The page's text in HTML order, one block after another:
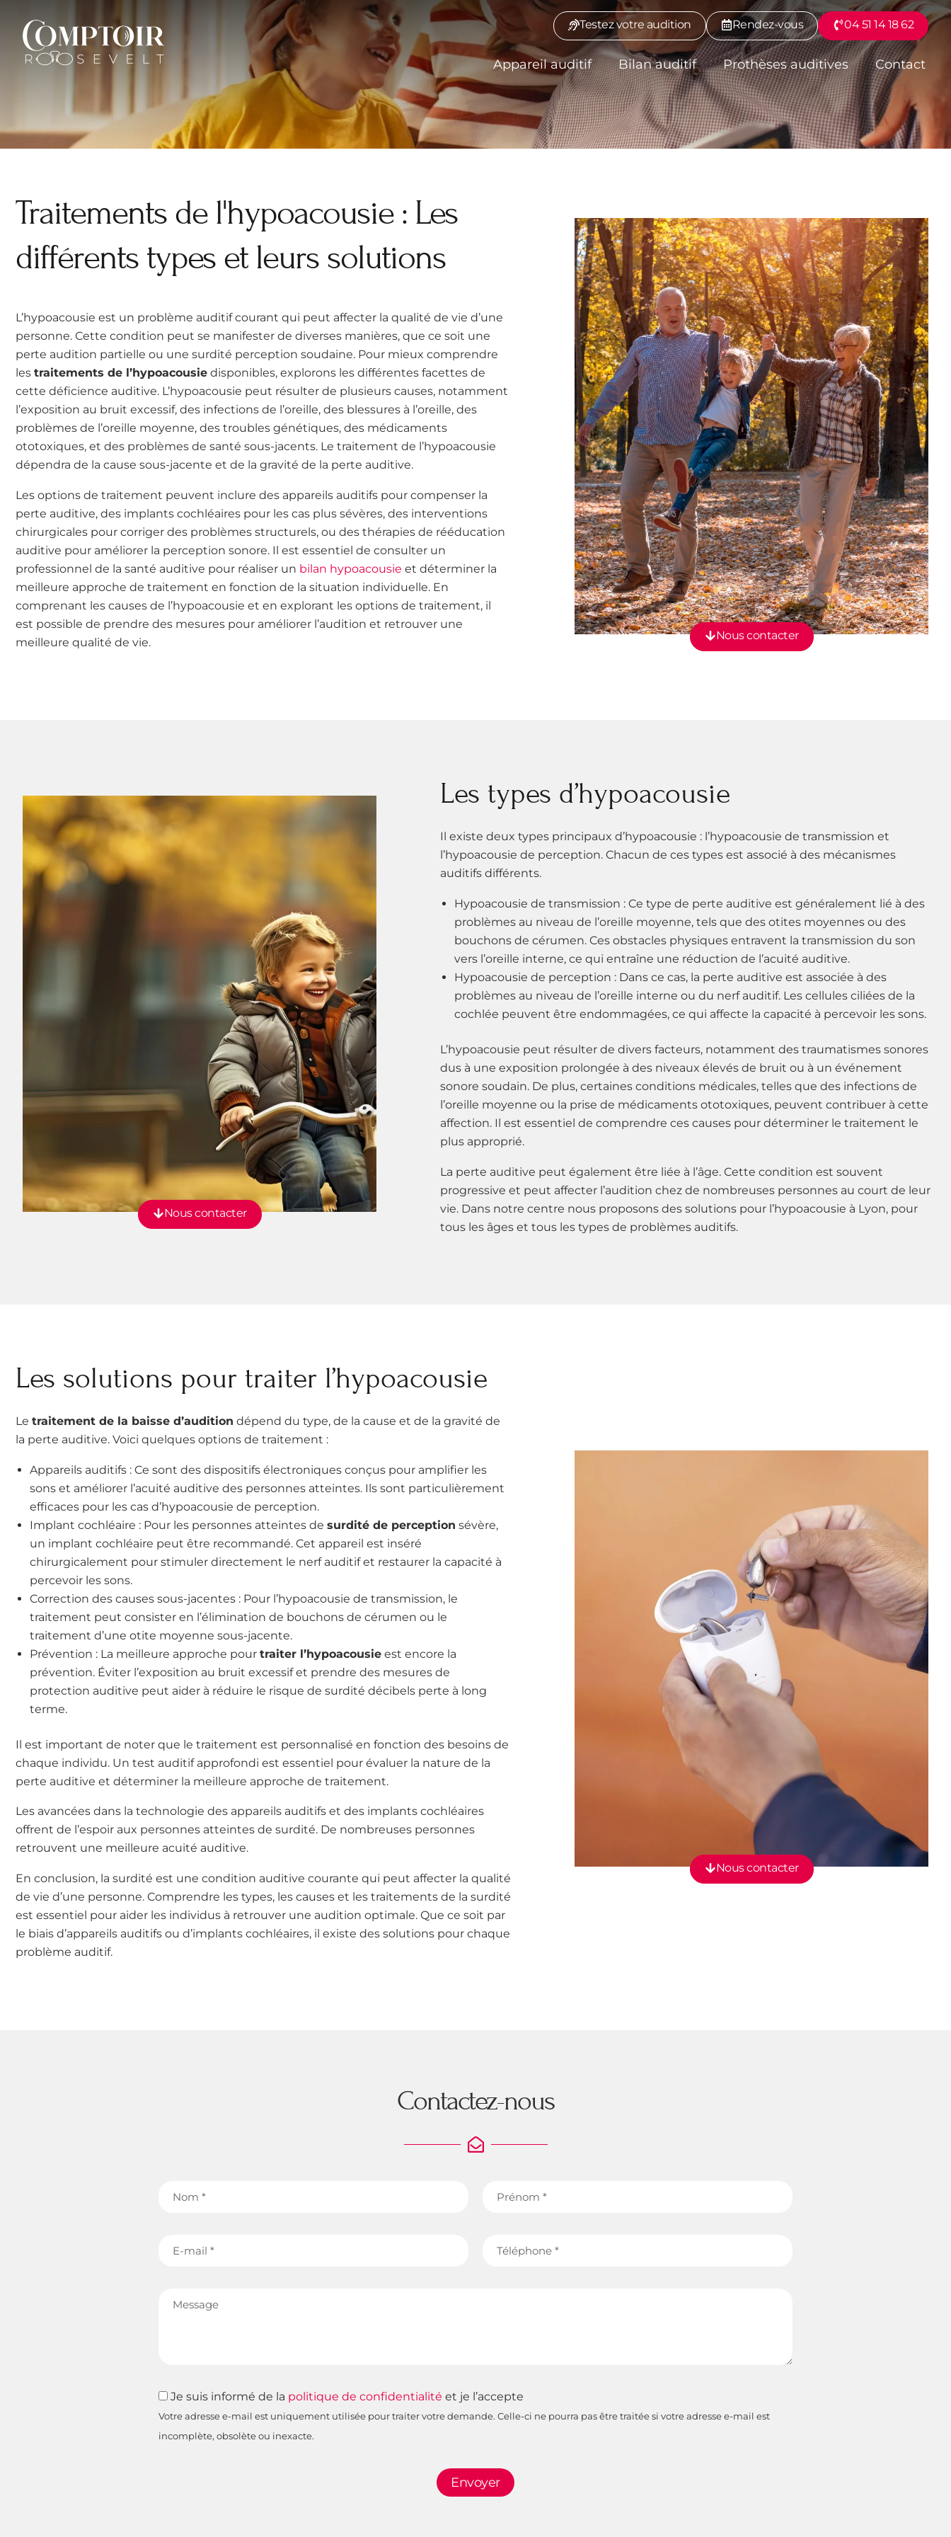
contenu
Testez votre audition Rendez-vous 04 51 14 18 62
Appareil auditif Bilan auditif Prothèses auditives Contact
Traitements de l'hypoacousie : Les
différents types et leurs solutions
L’hypoacousie est un problème auditif courant qui peut affecter la qualité de vie d’une
personne. Cette condition peut se manifester de diverses manières, que ce soit une
perte audition partielle ou une surdité perception soudaine. Pour mieux comprendre
les traitements de l’hypoacousie disponibles, explorons les différentes facettes de
cette déficience auditive. L’hypoacousie peut résulter de plusieurs causes, notamment
l’exposition au bruit excessif, des infections de l’oreille, des blessures à l’oreille, des
problèmes de l’oreille moyenne, des troubles génétiques, des médicaments
ototoxiques, et des problèmes de santé sous-jacents. Le traitement de l’hypoacousie
dépendra de la cause sous-jacente et de la gravité de la perte auditive.
Les options de traitement peuvent inclure des appareils auditifs pour compenser la
perte auditive, des implants cochléaires pour les cas plus sévères, des interventions
chirurgicales pour corriger des problèmes structurels, ou des thérapies de rééducation
auditive pour améliorer la perception sonore. Il est essentiel de consulter un
professionnel de la santé auditive pour réaliser un bilan hypoacousie et déterminer la
meilleure approche de traitement en fonction de la situation individuelle. En
comprenant les causes de l’hypoacousie et en explorant les options de traitement, il
est possible de prendre des mesures pour améliorer l’audition et retrouver une
meilleure qualité de vie.
Nous contacter
Nous contacter
Les types d’hypoacousie
Il existe deux types principaux d’hypoacousie : l’hypoacousie de transmission et
l’hypoacousie de perception. Chacun de ces types est associé à des mécanismes
auditifs différents.
Hypoacousie de transmission : Ce type de perte auditive est généralement lié à des
problèmes au niveau de l’oreille moyenne, tels que des otites moyennes ou des
bouchons de cérumen. Ces obstacles physiques entravent la transmission du son
vers l’oreille interne, ce qui entraîne une réduction de l’acuité auditive.
Hypoacousie de perception : Dans ce cas, la perte auditive est associée à des
problèmes au niveau de l’oreille interne ou du nerf auditif. Les cellules ciliées de la
cochlée peuvent être endommagées, ce qui affecte la capacité à percevoir les sons.
L’hypoacousie peut résulter de divers facteurs, notamment des traumatismes sonores
dus à une exposition prolongée à des niveaux élevés de bruit ou à un événement
sonore soudain. De plus, certaines conditions médicales, telles que des infections de
l’oreille moyenne ou la prise de médicaments ototoxiques, peuvent contribuer à cette
affection. Il est essentiel de comprendre ces causes pour déterminer le traitement le
plus approprié.
La perte auditive peut également être liée à l’âge. Cette condition est souvent
progressive et peut affecter l’audition chez de nombreuses personnes au court de leur
vie. Dans notre centre nous proposons des solutions pour l’hypoacousie à Lyon, pour
tous les âges et tous les types de problèmes auditifs.
Les solutions pour traiter l’hypoacousie
Le traitement de la baisse d’audition dépend du type, de la cause et de la gravité de
la perte auditive. Voici quelques options de traitement :
Appareils auditifs : Ce sont des dispositifs électroniques conçus pour amplifier les
sons et améliorer l’acuité auditive des personnes atteintes. Ils sont particulièrement
efficaces pour les cas d’hypoacousie de perception.
Implant cochléaire : Pour les personnes atteintes de surdité de perception sévère,
un implant cochléaire peut être recommandé. Cet appareil est inséré
chirurgicalement pour stimuler directement le nerf auditif et restaurer la capacité à
percevoir les sons.
Correction des causes sous-jacentes : Pour l’hypoacousie de transmission, le
traitement peut consister en l’élimination de bouchons de cérumen ou le
traitement d’une otite moyenne sous-jacente.
Prévention : La meilleure approche pour traiter l’hypoacousie est encore la
prévention. Éviter l’exposition au bruit excessif et prendre des mesures de
protection auditive peut aider à réduire le risque de surdité décibels perte à long
terme.
Il est important de noter que le traitement est personnalisé en fonction des besoins de
chaque individu. Un test auditif approfondi est essentiel pour évaluer la nature de la
perte auditive et déterminer la meilleure approche de traitement.
Les avancées dans la technologie des appareils auditifs et des implants cochléaires
offrent de l’espoir aux personnes atteintes de surdité. De nombreuses personnes
retrouvent une meilleure acuité auditive.
En conclusion, la surdité est une condition auditive courante qui peut affecter la qualité
de vie d’une personne. Comprendre les types, les causes et les traitements de la surdité
est essentiel pour aider les individus à retrouver une audition optimale. Que ce soit par
le biais d’appareils auditifs ou d’implants cochléaires, il existe des solutions pour chaque
problème auditif.
Nous contacter
Contactez-nous
RGPD
Je suis informé de la politique de confidentialité et je l’accepte
Votre adresse e-mail est uniquement utilisée pour traiter votre demande. Celle-ci ne pourra pas être traitée si votre adresse e-mail est
incomplète, obsolète ou inexacte.
Envoyer